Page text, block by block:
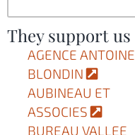
They support us
AGENCE ANTOINE
BLONDIN
AUBINEAU ET
ASSOCIES
BUREAU VALLEE